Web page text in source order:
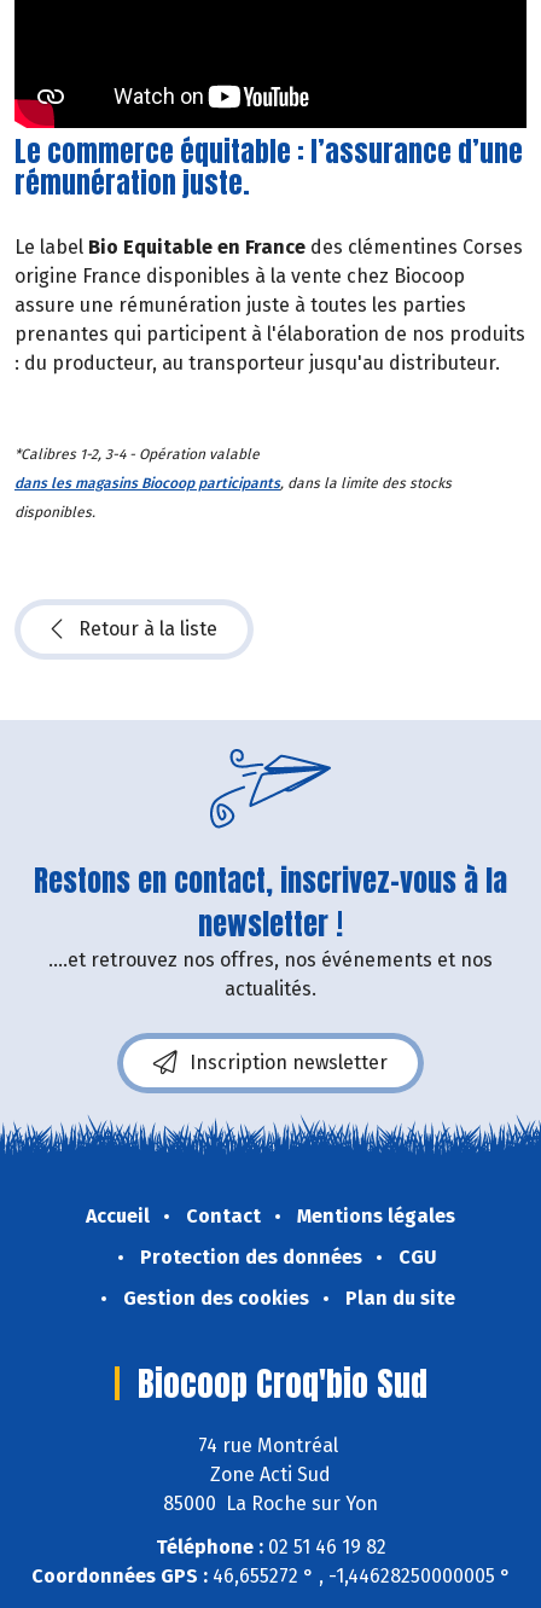
Le commerce équitable : l’assurance d’une
rémunération juste.
Le label Bio Equitable en France des clémentines Corses
origine France disponibles à la vente chez Biocoop
assure une rémunération juste à toutes les parties
prenantes qui participent à l'élaboration de nos produits
: du producteur, au transporteur jusqu'au distributeur.
*Calibres 1-2, 3-4 - Opération valable
dans les magasins Biocoop participants, dans la limite des stocks
disponibles.
Retour à la liste
Restons en contact, inscrivez-vous à la
newsletter !
....et retrouvez nos offres, nos événements et nos
actualités.
Inscription newsletter
Accueil Contact
Mentions légales
Protection des données
CGU
Gestion des cookies
Plan du site
Biocoop Croq'bio Sud
74 rue Montréal
Zone Acti Sud
85000 La Roche sur Yon
Téléphone :02 51 46 19 82
Coordonnées GPS :46,655272 ° , -1,44628250000005 °